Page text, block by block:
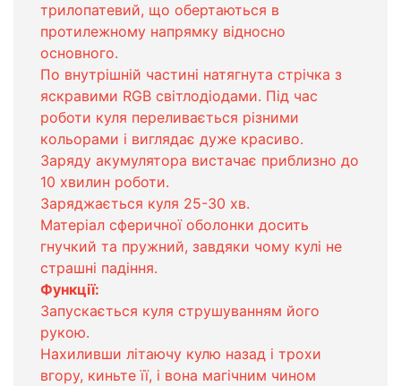
трилопатевий, що обертаються в
протилежному напрямку відносно
основного.
По внутрішній частині натягнута стрічка з
яскравими RGB світлодіодами. Під час
роботи куля переливається різними
кольорами і виглядає дуже красиво.
Заряду акумулятора вистачає приблизно до
10 хвилин роботи.
Заряджається куля 25-30 хв.
Матеріал сферичної оболонки досить
гнучкий та пружний, завдяки чому кулі не
страшні падіння.
Функції:
Запускається куля струшуванням його
рукою.
Нахиливши літаючу кулю назад і трохи
вгору, киньте її, і вона магічним чином